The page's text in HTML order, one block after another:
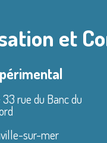
et
rue du Banc du
sur-mer